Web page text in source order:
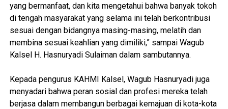
yang bermanfaat, dan kita mengetahui bahwa banyak tokoh
di tengah masyarakat yang selama ini telah berkontribusi
sesuai dengan bidangnya masing-masing, melatih dan
membina sesuai keahlian yang dimiliki,” sampai Wagub
Kalsel H. Hasnuryadi Sulaiman dalam sambutannya.
‎Kepada pengurus KAHMI Kalsel, Wagub Hasnuryadi juga
menyadari bahwa peran sosial dan profesi mereka telah
berjasa dalam membangun berbagai kemajuan di kota-kota